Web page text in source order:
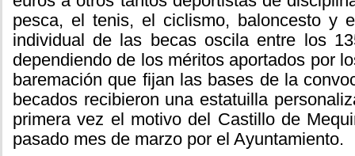
pesca, el tenis, el ciclismo, baloncesto y
individual de las becas oscila entre los
dependiendo de los méritos aportados por
baremación que fijan las bases de la
becados recibieron una estatuilla
primera vez el motivo del Castillo de
pasado mes de marzo por el Ayuntamiento.